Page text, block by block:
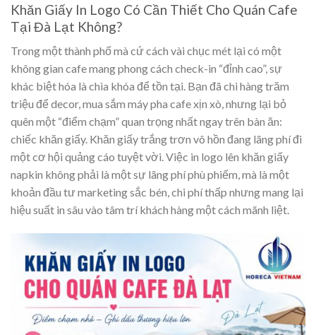
Khăn Giấy In Logo Có Cần Thiết Cho Quán Cafe
Tại Đà Lạt Không?
Trong một thành phố mà cứ cách vài chục mét lại có một
không gian cafe mang phong cách check-in “đỉnh cao”, sự
khác biệt hóa là chìa khóa để tồn tại. Bạn đã chi hàng trăm
triệu để decor, mua sắm máy pha cafe xịn xò, nhưng lại bỏ
quên một “điểm chạm” quan trọng nhất ngay trên bàn ăn:
chiếc khăn giấy. Khăn giấy trắng trơn vô hồn đang lãng phí đi
một cơ hội quảng cáo tuyệt vời. Việc in logo lên khăn giấy
napkin không phải là một sự lãng phí phù phiếm, mà là một
khoản đầu tư marketing sắc bén, chi phí thấp nhưng mang lại
hiệu suất in sâu vào tâm trí khách hàng một cách mãnh liệt.